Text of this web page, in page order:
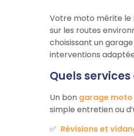
Votre moto mérite le
sur les routes
choisissant un
interventions
Quels
Un bon garage moto
simple entretien ou
Révisions et